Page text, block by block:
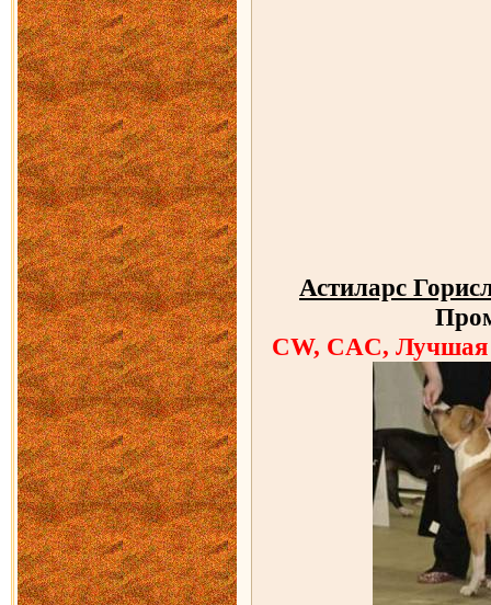
Астиларс
CW, CAC,